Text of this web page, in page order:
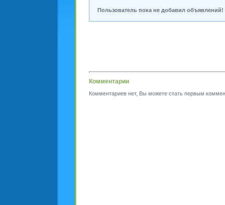
Пользователь пока не добавил объявлений!
Комментарии
Комментариев нет, Вы можете стать первым